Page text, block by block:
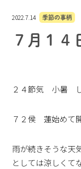
2022.7.14 季節の事柄
７月１
２４節気 小暑
７２侯 蓮始めて
雨が続きそうな天
としては涼しくて